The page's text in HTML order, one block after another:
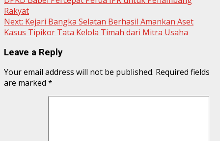
Reading
Rakyat
Next: Kejari Bangka Selatan Berhasil Amankan Aset
Kasus Tipikor Tata Kelola Timah dari Mitra Usaha
Leave a Reply
Your email address will not be published. Required fields
are marked *